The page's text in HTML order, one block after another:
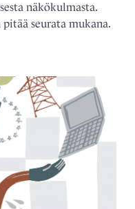
näkökulmasta.
seurata mukana.